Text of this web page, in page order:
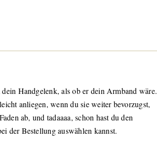
Handgelenk, als ob er dein Armband wäre.
anliegen, wenn du sie weiter bevorzugst,
ab, und tadaaaa, schon hast du den
der Bestellung auswählen kannst.